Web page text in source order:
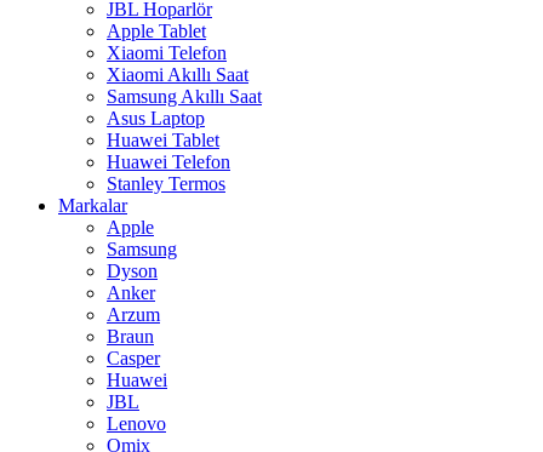
JBL Hoparlör
Apple Tablet
Xiaomi Telefon
Xiaomi Akıllı Saat
Samsung Akıllı Saat
Asus Laptop
Huawei Tablet
Huawei Telefon
Stanley Termos
Markalar
Apple
Samsung
Dyson
Anker
Arzum
Braun
Casper
Huawei
JBL
Lenovo
Omix